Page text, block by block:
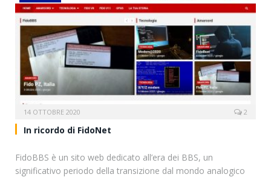
14 OTTOBRE 2020 2
In ricordo di FidoNet
FidoBBS è un sito web dedicato all’era dei BBS, un
significativo periodo della transizione dal mondo analogico